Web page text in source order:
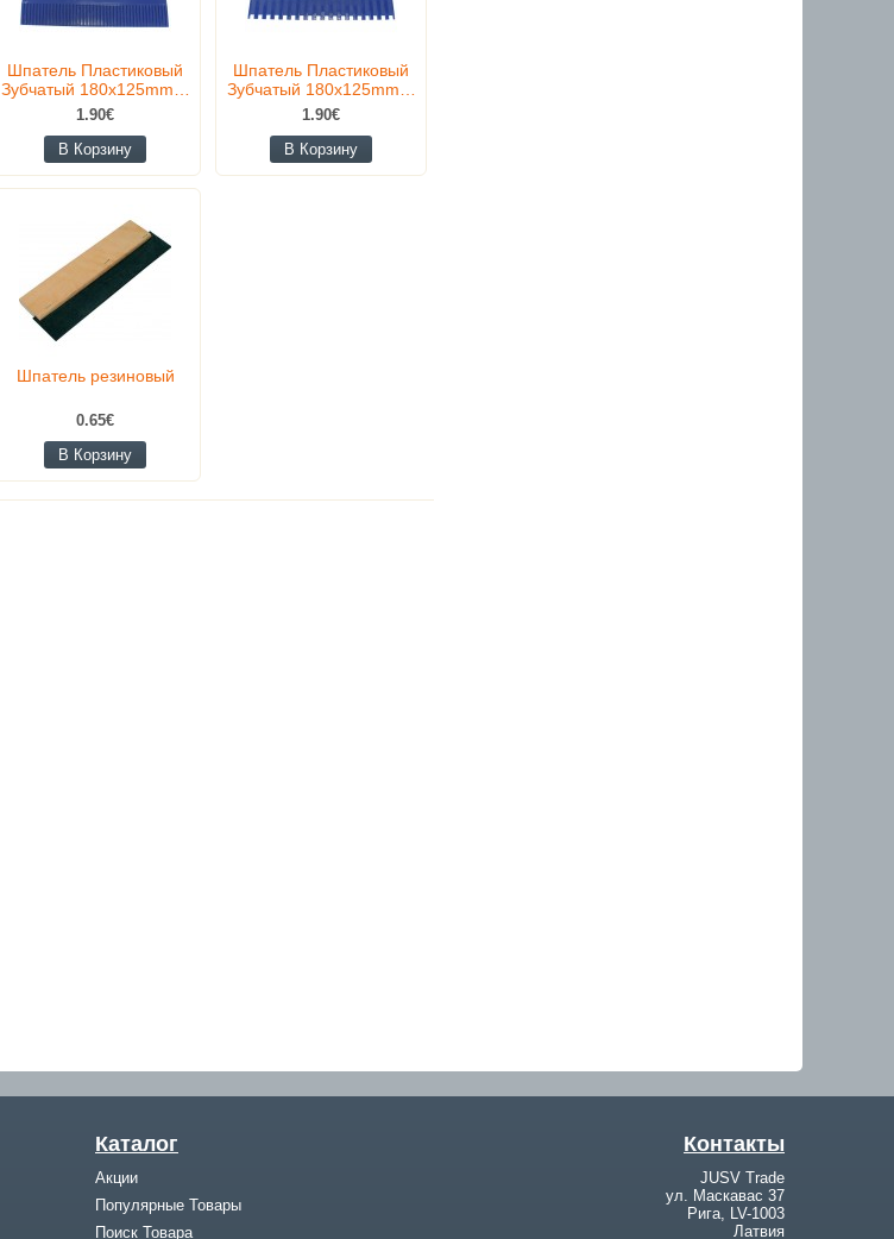
Шпатель Пластиковый
Зубчатый 180x125mm…
1.90€
В Корзину
Шпатель Пластиковый
Зубчатый 180x125mm…
1.90€
В Корзину
Шпатель резиновый
0.65€
В Корзину
Каталог
Акции
Популярные Товары
Поиск Товара
Контакты
JUSV Trade
ул. Маскавас 37
Рига, LV-1003
Латвия